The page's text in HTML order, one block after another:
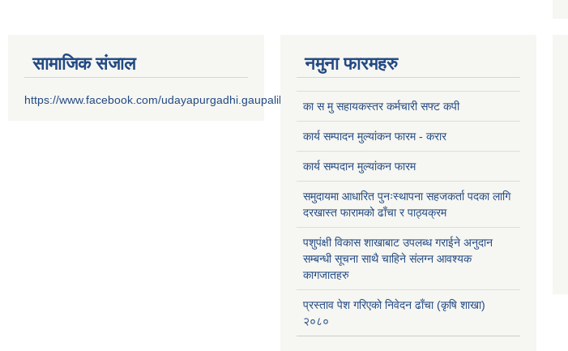
सामाजिक संजाल
https://www.facebook.com/udayapurgadhi.gaupalika
नमुना फारमहरु
का स मु सहायकस्तर कर्मचारी सफ्ट कपी
कार्य सम्पादन मुल्यांकन फारम - करार
कार्य सम्पदान मुल्यांकन फारम
समुदायमा आधारित पुनःस्थापना सहजकर्ता पदका लागि
दरखास्त फारामको ढाँचा र पाठ्यक्रम
पशुपंक्षी विकास शाखाबाट उपलब्ध गराईने अनुदान
सम्बन्धी सूचना साथै चाहिने संलग्न आवश्यक
कागजातहरु
प्रस्ताव पेश गरिएको निवेदन ढाँचा (कृषि शाखा)
२०८०